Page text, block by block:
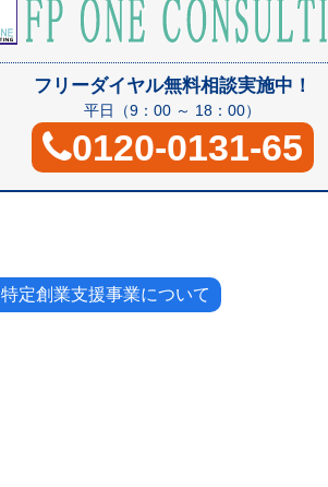
フリーダイヤル無料相談実施中！
平日（9：00 ～ 18：00）
0120-0131-65
特定創業支援事業について